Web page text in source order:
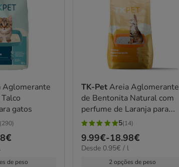
Aglomerante
gatos
(290)
de peso
TK-PetAreia Aglomerante
de Bentonita Natural com
perfume de Laranja para
gatos
5
estrelas
com
5(14)
Preço
de
9.99€-18.98€
0.95€
Desde 0.95€ / l
2 opções de peso